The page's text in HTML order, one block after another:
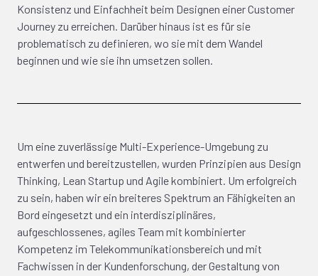
Konsistenz und Einfachheit beim Designen einer Customer
Journey zu erreichen. Darüber hinaus ist es für sie
problematisch zu definieren, wo sie mit dem Wandel
beginnen und wie sie ihn umsetzen sollen.
Um eine zuverlässige Multi-Experience-Umgebung zu
entwerfen und bereitzustellen, wurden Prinzipien aus Design
Thinking, Lean Startup und Agile kombiniert. Um erfolgreich
zu sein, haben wir ein breiteres Spektrum an Fähigkeiten an
Bord eingesetzt und ein interdisziplinäres,
aufgeschlossenes, agiles Team mit kombinierter
Kompetenz im Telekommunikationsbereich und mit
Fachwissen in der Kundenforschung, der Gestaltung von